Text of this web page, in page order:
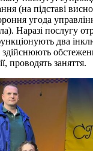
(на підставі
угода
Наразі послугу
два
проводять заняття.